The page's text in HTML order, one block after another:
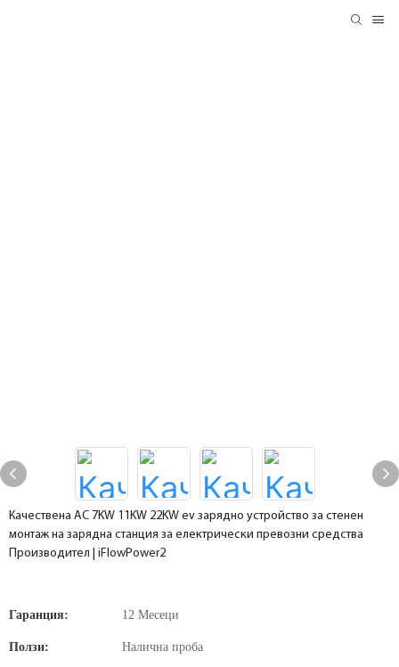
Качествена AC 7KW 11KW 22KW ev зарядно устройство за стенен
монтаж на зарядна станция за електрически превозни средства
Производител | iFlowPower2
Гаранция: 12 Месеци
Ползи: Налична проба